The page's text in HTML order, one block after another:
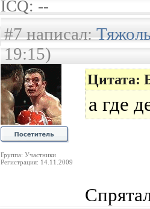
ICQ: --
#7 написал:
19:15)
Группа: Участники
Регистрация: 14.11.2009
Цитата:
а где